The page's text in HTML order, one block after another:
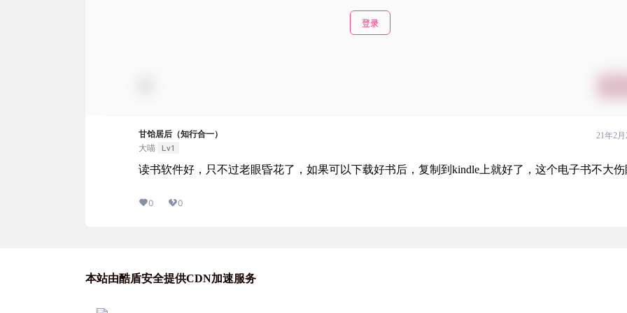
登录
甘饴居后（知行合一）
大喵
Lv1
21年2
读书软件好，只不过老眼昏花了，如果可以下载好书后，复制到kindle上就好了，这个电子书不大伤
0 0
本站由酷盾安全提供CDN加速服务